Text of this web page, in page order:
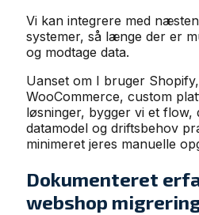
Vi kan integrere med
systemer, så længe der er
og modtage data.
Uanset om I bruger
WooCommerce, custom
løsninger, bygger vi et flow,
datamodel og driftsbehov
minimeret jeres manuelle
Dokumenteret
webshop